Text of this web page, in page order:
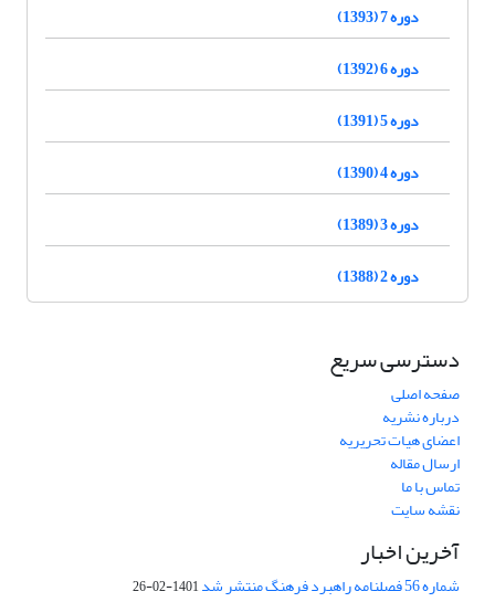
دوره 7 (1393)
دوره 6 (1392)
دوره 5 (1391)
دوره 4 (1390)
دوره 3 (1389)
دوره 2 (1388)
دسترسی سریع
صفحه اصلی
درباره نشریه
اعضای هیات تحریریه
ارسال مقاله
تماس با ما
نقشه سایت
آخرین اخبار
شماره 56 فصلنامه راهبرد فرهنگ منتشر شد 1401-02-26